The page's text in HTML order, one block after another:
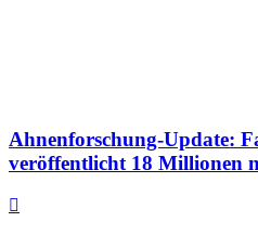
Ahnenforschung-Update:
veröffentlicht 18 Millionen